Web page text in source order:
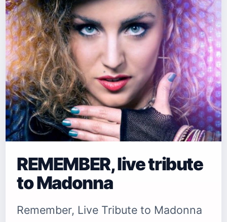
REMEMBER, live tribute
to Madonna
Remember, Live Tribute to Madonna